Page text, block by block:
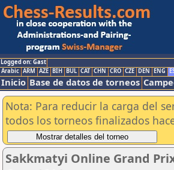
Logged on: Gast
Arabic ARM AZE BIH BUL CAT CHN CRO CZE DEN ENG
Inicio Base de datos de torneos
Nota: Para reducir la carga del
todos los torneos finalizados
Sakkmatyi Online Grand